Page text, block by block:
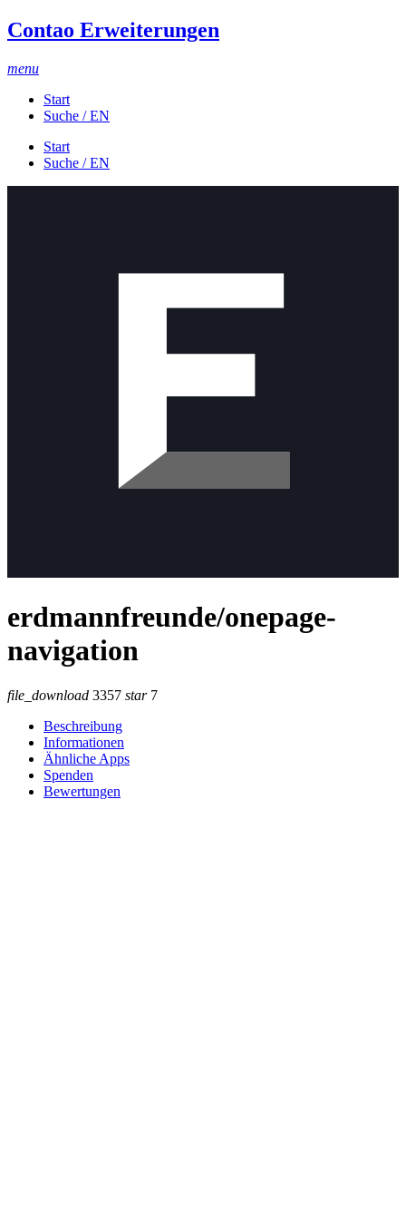
Contao Erweiterungen
menu
Start
Suche / EN
Start
Suche / EN
erdmannfreunde/onepage-
navigation
file_download 3357 star7
Beschreibung
Informationen
Ähnliche Apps
Spenden
Bewertungen